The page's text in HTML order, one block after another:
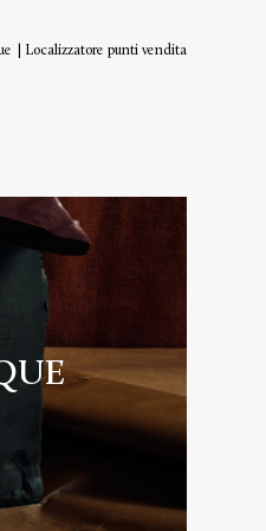
Localizzatore punti vendita